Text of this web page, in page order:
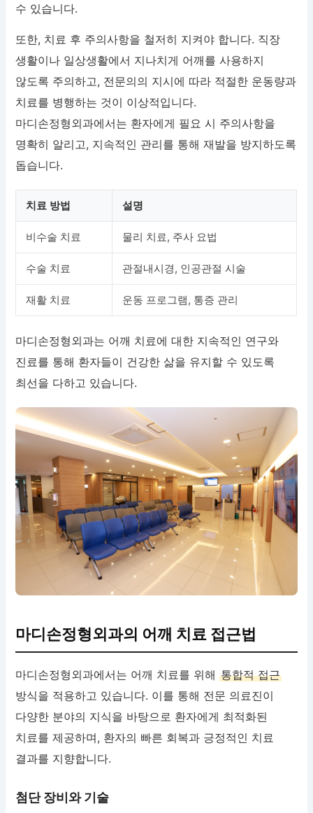
수 있습니다.
또한, 치료 후 주의사항을 철저히 지켜야 합니다. 직장
생활이나 일상생활에서 지나치게 어깨를 사용하지
않도록 주의하고, 전문의의 지시에 따라 적절한 운동량과
치료를 병행하는 것이 이상적입니다.
마디손정형외과에서는 환자에게 필요 시 주의사항을
명확히 알리고, 지속적인 관리를 통해 재발을 방지하도록
돕습니다.
치료 방법 설명
비수술 치료 물리 치료, 주사 요법
수술 치료 관절내시경, 인공관절 시술
재활 치료 운동 프로그램, 통증 관리
마디손정형외과는 어깨 치료에 대한 지속적인 연구와
진료를 통해 환자들이 건강한 삶을 유지할 수 있도록
최선을 다하고 있습니다.
마디손정형외과의 어깨 치료 접근법
마디손정형외과에서는 어깨 치료를 위해통합적 접근
방식을 적용하고 있습니다. 이를 통해 전문 의료진이
다양한 분야의 지식을 바탕으로 환자에게 최적화된
치료를 제공하며, 환자의 빠른 회복과 긍정적인 치료
결과를 지향합니다.
첨단 장비와 기술